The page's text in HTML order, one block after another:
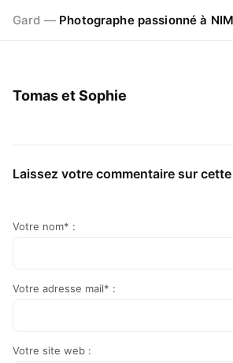
Gard — Photographe passionné à
Tomas et Sophie
Laissez votre commentaire sur
Votre nom* :
Votre adresse mail* :
Votre site web :